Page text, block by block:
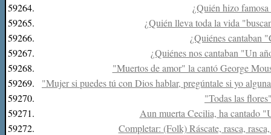
59264.
¿Quién hizo
59265.
¿Quién lleva toda la vida
59266.
¿Quiénes cantaban
59267.
¿Quiénes nos cantaban "Un
59268.
"Muertos de amor" la cantó George
59269.
"Mujer si puedes tú con Dios hablar, pregúntale si yo
59270.
"Todas las
59271.
Aun muerta Cecilia, ha cantado
59272.
Completar: (Folk) Ráscate, rasca,